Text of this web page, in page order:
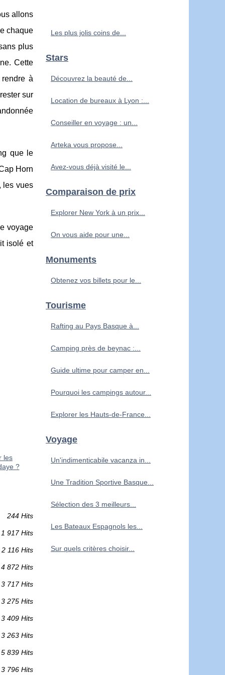
allons
chaque
plus
Cette
à
sur
que le
Horn
les vues
voyage
isolé et
les
?
244 Hits
1 917 Hits
2 116 Hits
4 872 Hits
3 717 Hits
3 275 Hits
3 409 Hits
3 263 Hits
5 839 Hits
3 796 Hits
Les plus jolis coins de...
Stars
Découvrez la beauté de...
Location de bureaux à Lyon :...
Conseiller en voyage : un...
Arteka vous propose...
Avez-vous déjà visité le...
Comparaison de prix
Explorer New York à un prix...
On vous aide pour une...
Monuments
Obtenez vos billets pour le...
Tourisme
Rafting au Pays Basque à...
Camping près de beynac :...
Guide ultime pour camper en...
Pourquoi les campings autour...
Explorer les Hauts-de-France...
Voyage
Un'indimenticabile vacanza in...
Une Tradition Sportive Basque...
Sélection des 3 meilleurs...
Les Bateaux Espagnols les...
Sur quels critères choisir...